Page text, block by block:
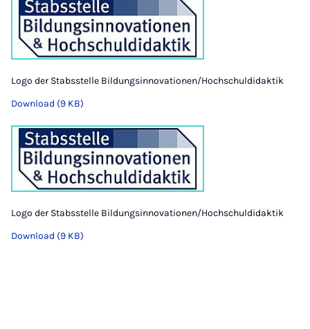
Logo der Stabsstelle Bildungsinnovationen/Hochschuldidaktik
Download (9 KB)
Logo der Stabsstelle Bildungsinnovationen/Hochschuldidaktik
Download (9 KB)